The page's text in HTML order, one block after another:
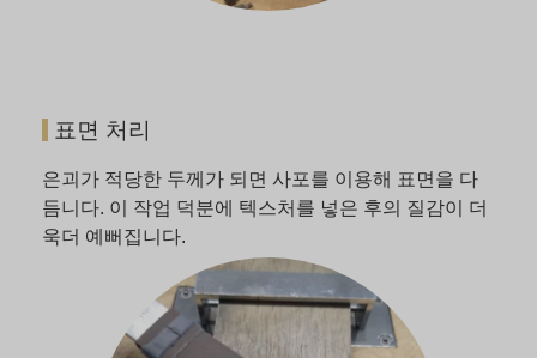
표면 처리
은괴가 적당한 두께가 되면 사포를 이용해 표면을 다
듬니다. 이 작업 덕분에 텍스처를 넣은 후의 질감이 더
욱더 예뻐집니다.